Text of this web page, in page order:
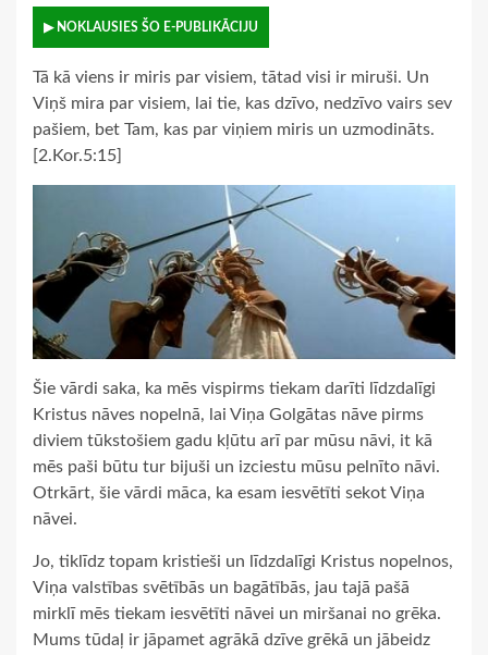
▶ NOKLAUSIES ŠO E-PUBLIKĀCIJU
Tā kā viens ir miris par visiem, tātad visi ir miruši. Un
Viņš mira par visiem, lai tie, kas dzīvo, nedzīvo vairs sev
pašiem, bet Tam, kas par viņiem miris un uzmodināts.
[2.Kor.5:15]
Šie vārdi saka, ka mēs vispirms tiekam darīti līdzdalīgi
Kristus nāves nopelnā, lai Viņa Golgātas nāve pirms
diviem tūkstošiem gadu kļūtu arī par mūsu nāvi, it kā
mēs paši būtu tur bijuši un izciestu mūsu pelnīto nāvi.
Otrkārt, šie vārdi māca, ka esam iesvētīti sekot Viņa
nāvei.
Jo, tiklīdz topam kristieši un līdzdalīgi Kristus nopelnos,
Viņa valstības svētībās un bagātībās, jau tajā pašā
mirklī mēs tiekam iesvētīti nāvei un miršanai no grēka.
Mums tūdaļ ir jāpamet agrākā dzīve grēkā un jābeidz